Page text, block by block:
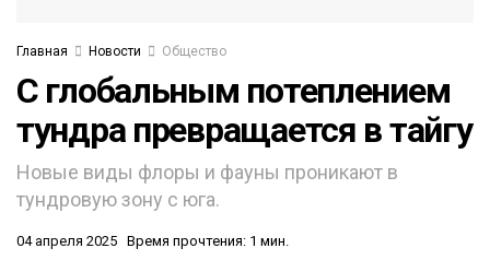
Главная Новости Общество
С глобальным потеплением
тундра превращается в тайгу
Новые виды флоры и фауны проникают в
тундровую зону с юга.
04 апреля 2025 Время прочтения: 1 мин.